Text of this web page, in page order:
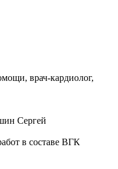
врач-кардиолог,
в составе ВГК